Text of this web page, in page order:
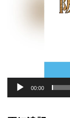
00:00